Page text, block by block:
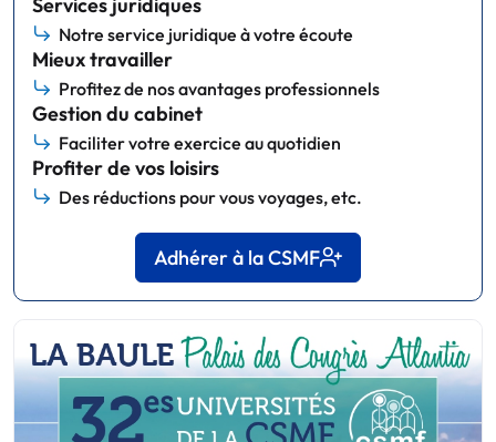
Notre service juridique à votre écoute
Mieux travailler
Profitez de nos avantages professionnels
Gestion du cabinet
Faciliter votre exercice au quotidien
Profiter de vos loisirs
Des réductions pour vous voyages, etc.
Adhérer à la CSMF